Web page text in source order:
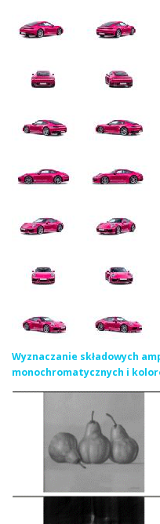
Wyznaczanie składowych
monochromatycznych i